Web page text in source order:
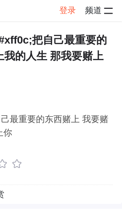
登录 频道
帖子详情
把自己最重要的
我的人生 那我要赌上
最重要的东西赌上 我要赌
你